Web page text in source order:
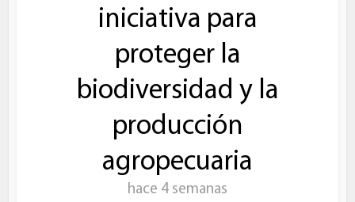
iniciativa para
proteger la
biodiversidad y la
producción
agropecuaria
hace 4 semanas